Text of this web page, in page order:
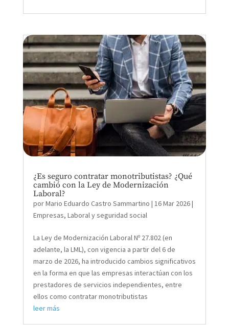
¿Es seguro contratar monotributistas? ¿Qué
cambió con la Ley de Modernización
Laboral?
porMario Eduardo Castro Sammartino | 16 Mar 2026|
Empresas, Laboral y seguridad social
La Ley de Modernización Laboral Nº 27.802 (en
adelante, la LML), con vigencia a partir del 6 de
marzo de 2026, ha introducido cambios significativos
en la forma en que las empresas interactúan con los
prestadores de servicios independientes, entre
ellos como contratar monotributistas
leer más